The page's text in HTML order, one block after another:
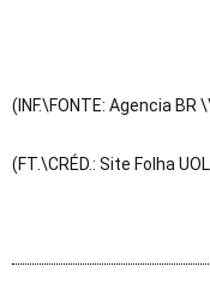
(INF.\FONTE: Agencia BR
(FT.\CRÉD.: Site Folha